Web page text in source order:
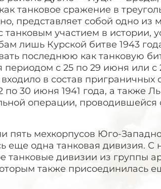
танковое сражение в
представляет собой одно из
танковым участием в истории,
лишь Курской битве 1943
последнюю как танковую
периодом с 25 по 29 июня или с
входило в состав приграничных
по 30 июня 1941 года, а также
операции, проводившейся
пять мехкорпусов Юго-
еще одна танковая дивизия. С
танковые дивизии из группы
также присоединилась